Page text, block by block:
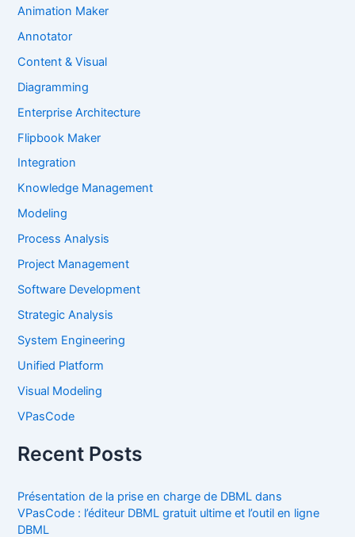
Animation Maker
Annotator
Content & Visual
Diagramming
Enterprise Architecture
Flipbook Maker
Integration
Knowledge Management
Modeling
Process Analysis
Project Management
Software Development
Strategic Analysis
System Engineering
Unified Platform
Visual Modeling
VPasCode
Recent Posts
Présentation de la prise en charge de DBML dans
VPasCode : l’éditeur DBML gratuit ultime et l’outil en ligne
DBML